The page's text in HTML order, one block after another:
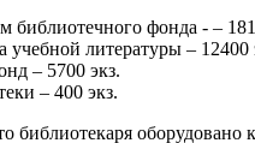
библиотечного фонда - –
литературы – 12400
– 5700 экз.
– 400 экз.
библиотекаря оборудовано